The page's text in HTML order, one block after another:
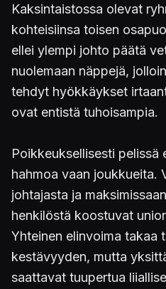
Kaksintaistossa olevat
kohteisiinsa toisen
ellei ylempi johto päätä
nuolemaan näppejä,
tehdyt hyökkäykset
ovat entistä tuhoisampia.
Poikkeuksellisesti pelissä
hahmoa vaan joukkueita.
johtajasta ja
henkilöstä koostuvat
Yhteinen elinvoima takaa
kestävyyden, mutta
saattavat tuupertua